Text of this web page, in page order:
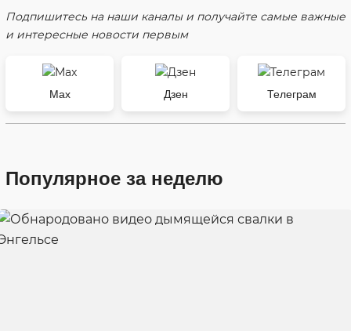
Подпишитесь на наши каналы и получайте самые важные
и интересные новости первым
Max Дзен Телеграм
Популярное за неделю